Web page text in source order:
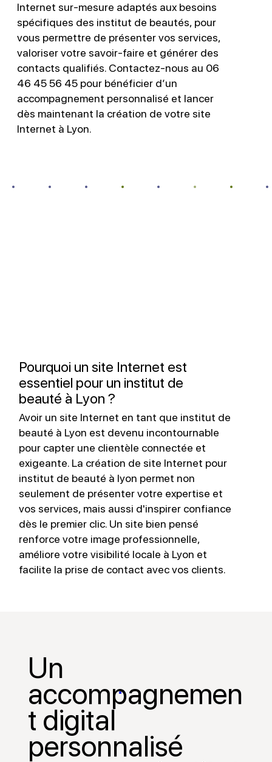
Internet sur-mesure adaptés aux besoins
spécifiques des institut de beautés, pour
vous permettre de présenter vos services,
valoriser votre savoir-faire et générer des
contacts qualifiés. Contactez-nous au 06
46 45 56 45 pour bénéficier d’un
accompagnement personnalisé et lancer
dès maintenant la création de votre site
Internet à Lyon.
Pourquoi un site Internet est
essentiel pour un institut de
beauté à Lyon ?
Avoir un site Internet en tant que institut de
beauté à Lyon est devenu incontournable
pour capter une clientèle connectée et
exigeante. La création de site Internet pour
institut de beauté à lyon permet non
seulement de présenter votre expertise et
vos services, mais aussi d'inspirer confiance
dès le premier clic. Un site bien pensé
renforce votre image professionnelle,
améliore votre visibilité locale à Lyon et
facilite la prise de contact avec vos clients.
Un
accompagnemen
t digital
personnalisé